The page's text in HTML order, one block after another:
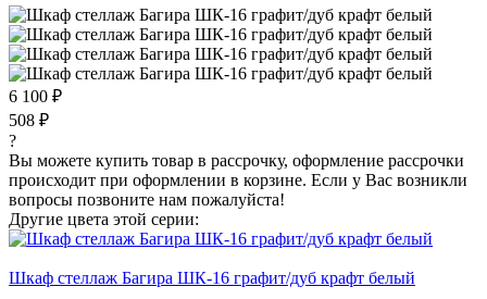
6 100 ₽
508 ₽
?
Вы можете купить товар в рассрочку, оформление рассрочки
происходит при оформлении в корзине. Если у Вас возникли
вопросы позвоните нам пожалуйста!
Другие цвета этой серии:
Шкаф стеллаж Багира ШК-16 графит/дуб крафт белый